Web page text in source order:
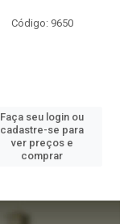
Código: 9650
Faça seu login ou
cadastre-se para
ver preços e
comprar